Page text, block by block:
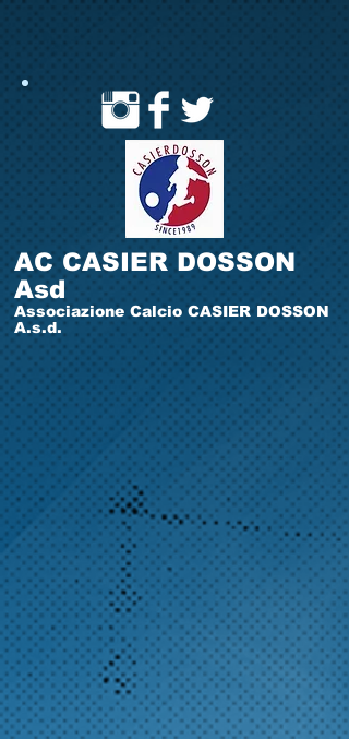
AC CASIER DOSSON
Asd
Associazione Calcio CASIER DOSSON
A.s.d.